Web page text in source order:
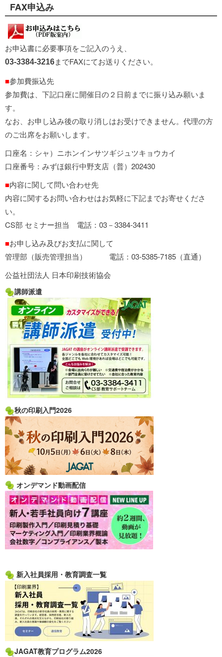
FAX申込み
お申込書に必要事項をご記入のうえ、
03-3384-3216までFAXにてお送りください。
■参加費振込先
参加費は、下記口座に開催日の２日前までに振り込み願いま
す。
なお、お申し込み後の取り消しはお受けできません。代理の方
のご出席をお願いします。
口座名：シャ）ニホンインサツギジュツキョウカイ
口座番号：みずほ銀行中野支店（普）202430
■内容に関して問い合わせ先
内容に関するお問い合わせはお気軽に下記までお寄せくださ
い。
CS部 セミナー担当 電話：03－3384-3411
■お申し込み及びお支払に関して
管理部（販売管理担当） 電話：03-5385-7185（直通）
公益社団法人 日本印刷技術協会
講師派遣
秋の印刷入門2026
オンデマンド動画配信
新入社員採用・教育調査一覧
JAGAT教育プログラム2026